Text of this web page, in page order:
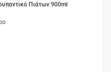
Πιάτων 900ml